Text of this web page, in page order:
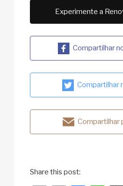
Experimente a
Compartilhar
Compartilhar
Compartilhar
Share this post: